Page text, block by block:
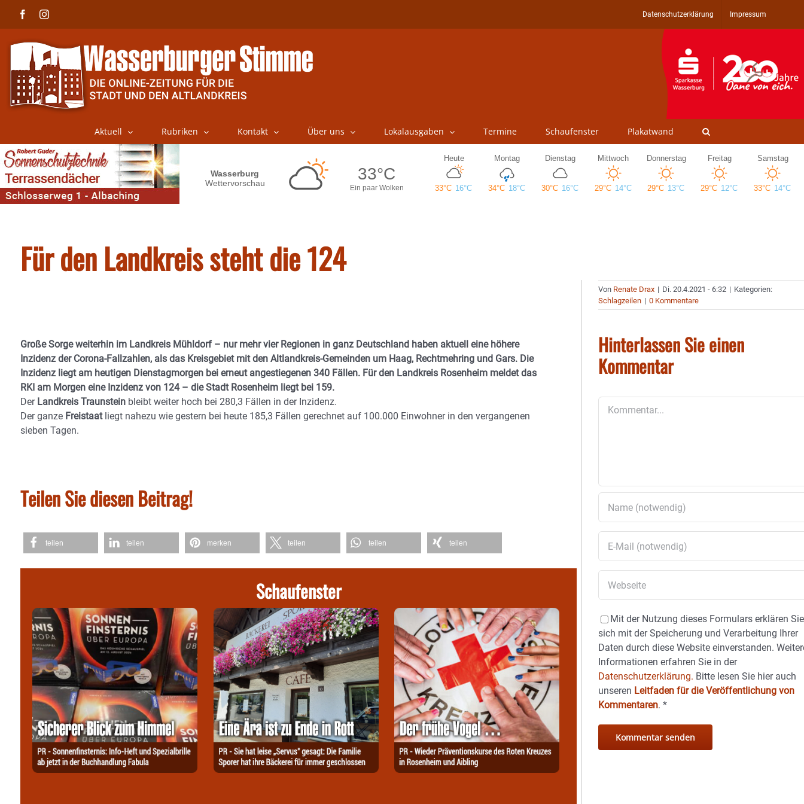
FacebookInstagram Datenschutzerklärung Impressum
Aktuell Rubriken Kontakt Über uns Lokalausgaben Termine Schaufenster Plakatwand
Für den Landkreis steht die 124
Große Sorge weiterhin im Landkreis Mühldorf – nur mehr vier Regionen in ganz Deutschland haben aktuell eine höhere
Inzidenz der Corona-Fallzahlen, als das Kreisgebiet mit den Altlandkreis-Gemeinden um Haag, Rechtmehring und Gars. Die
Inzidenz liegt am heutigen Dienstagmorgen bei erneut angestiegenen 340 Fällen. Für den Landkreis Rosenheim meldet das
RKI am Morgen eine Inzidenz von 124 – die Stadt Rosenheim liegt bei 159.
Der Landkreis Traunstein bleibt weiter hoch bei 280,3 Fällen in der Inzidenz.
Der ganze Freistaatliegt nahezu wie gestern bei heute 185,3 Fällen gerechnet auf 100.000 Einwohner in den vergangenen
sieben Tagen.
Teilen Sie diesen Beitrag!
teilen teilen merken teilen teilen teilen
Schaufenster
Von Renate Drax | Di. 20.4.2021 - 6:32 | Kategorien:
Schlagzeilen | 0 Kommentare
Hinterlassen Sie einen
Kommentar
Mit der Nutzung dieses Formulars erklären Sie
sich mit der Speicherung und Verarbeitung Ihrer
Daten durch diese Website einverstanden.
Informationen erfahren Sie in der
Datenschutzerklärung. Bitte lesen Sie hier auch
unseren Leitfaden für die Veröffentlichung von
Kommentaren.*